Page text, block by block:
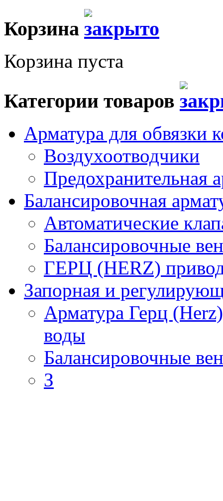
Корзина
Корзина пуста
Категории товаров
Арматура для обвязки
Воздухоотводчики
Предохранительная
Балансировочная
Автоматические
Балансировочные
ГЕРЦ (HERZ)
Запорная и
Арматура Герц
воды
Балансировочные
З